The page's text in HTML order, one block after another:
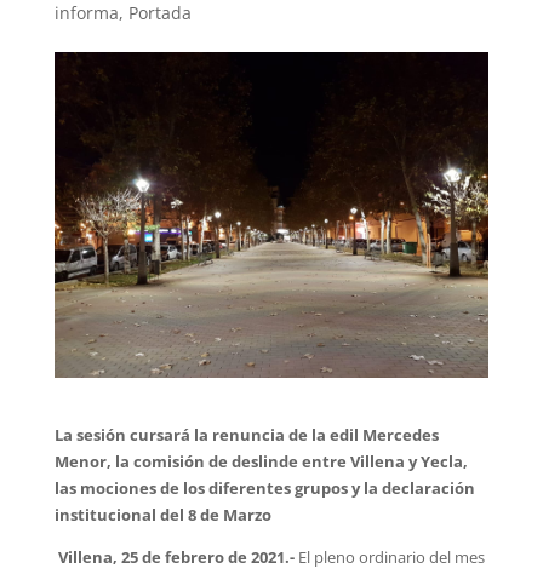
informa, Portada
La sesión cursará la renuncia de la edil Mercedes
Menor, la comisión de deslinde entre Villena y Yecla,
las mociones de los diferentes grupos y la declaración
institucional del 8 de Marzo
Villena, 25 de febrero de 2021.- El pleno ordinario del mes